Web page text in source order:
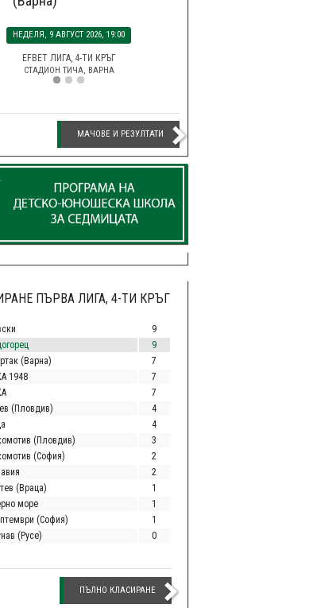
НЕДЕЛЯ, 9 АВГУСТ 2026, 19:00
EFBET ЛИГА, 4-ТИ КРЪГ
СТАДИОН ТИЧА, ВАРНА
МАЧОВЕ И РЕЗУЛТАТИ
ПЪРВА ЛИГА, 4-ТИ КРЪГ
9
9
(Варна)
7
1948
7
7
(Пловдив)
4
4
(Пловдив)
3
(София)
2
2
(Враца)
1
море
1
(София)
1
(Русе)
0
ПЪЛНО КЛАСИРАНЕ